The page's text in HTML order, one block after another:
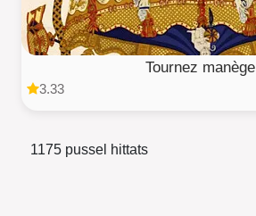
Tournez manège
3.33
1175 pussel hittats